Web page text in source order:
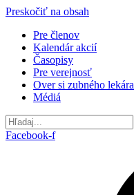
Preskočiť na obsah
Pre členov
Kalendár akcií
Časopisy
Pre verejnosť
Over si zubného lekára
Médiá
Facebook-f